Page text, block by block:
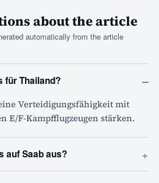
about the article
automatically from the article
für Thailand? –
Verteidigungsfähigkeit mit
E/F-Kampfflugzeugen stärken.
auf Saab aus? +